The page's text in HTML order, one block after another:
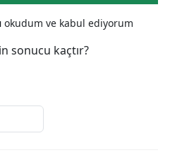
okudum ve kabul ediyorum
sonucu kaçtır?